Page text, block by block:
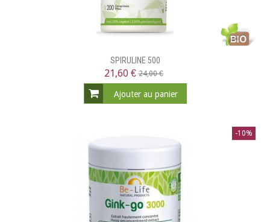
SPIRULINE 500
21,60 €24,00 €
Ajouter au panier
-10%